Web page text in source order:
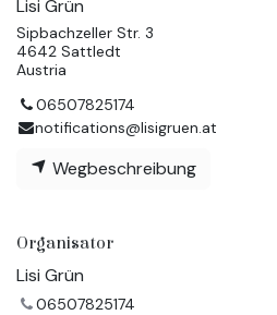
Lisi Grün
Sipbachzeller Str. 3
4642 Sattledt
Austria
06507825174
notifications@lisigruen.at
Wegbeschreibung
Organisator
Lisi Grün
06507825174